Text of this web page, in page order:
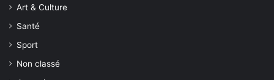
Art & Culture
Santé
Sport
Non classé